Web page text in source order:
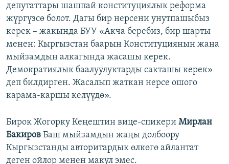
депутаттары шашпай конституциялык реформа
жүргүзсө болот. Дагы бир нерсени унутпашыбыз
керек – жакында БУУ «Акча беребиз, бир шарты
менен: Кыргызстан баарын Конституциянын жана
мыйзамдын алкагында жасашы керек.
Демократиялык баалуулуктарды сакташы керек»
деп билдирген. Жасалып жаткан нерсе ошого
карама-каршы келүүдө».
Бирок Жогорку Кеңештин вице-спикери Мирлан
Бакиров Баш мыйзамдын жаңы долбоору
Кыргызстанды авторитардык өлкөгө айлантат
деген ойлор менен макул эмес.